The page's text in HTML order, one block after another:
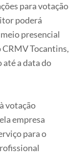
para votação
poderá
presencial
CRMV Tocantins,
até a data do
votação
empresa
para o